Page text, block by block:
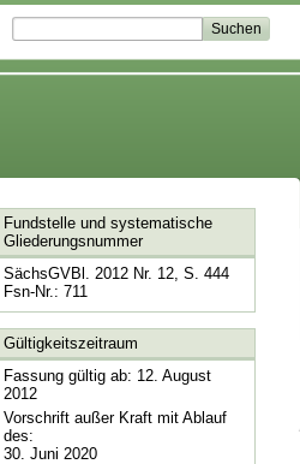
Fundstelle und systematische
Gliederungsnummer
SächsGVBl. 2012 Nr. 12, S. 444
Fsn-Nr.: 711
Gültigkeitszeitraum
Fassung gültig ab: 12. August
2012
Vorschrift außer Kraft mit Ablauf
des:
30. Juni 2020